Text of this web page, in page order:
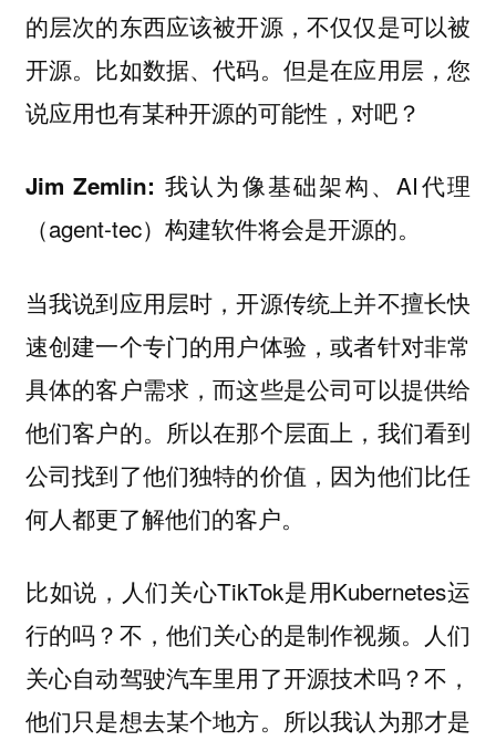
的层次的东西应该被开源，不仅仅是可以被
开源。比如数据、代码。但是在应用层，您
说应用也有某种开源的可能性，对吧？
Jim Zemlin: 我认为像基础架构、AI代理
（agent-tec）构建软件将会是开源的。
当我说到应用层时，开源传统上并不擅长快
速创建一个专门的用户体验，或者针对非常
具体的客户需求，而这些是公司可以提供给
他们客户的。所以在那个层面上，我们看到
公司找到了他们独特的价值，因为他们比任
何人都更了解他们的客户。
比如说，人们关心TikTok是用Kubernetes运
行的吗？不，他们关心的是制作视频。人们
关心自动驾驶汽车里用了开源技术吗？不，
他们只是想去某个地方。所以我认为那才是